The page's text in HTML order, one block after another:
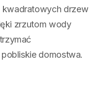
kwadratowych drzew
zrzutom wody
domostwa.